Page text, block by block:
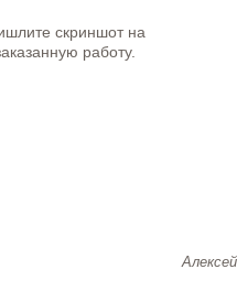
скриншот на
работу.
Алексей